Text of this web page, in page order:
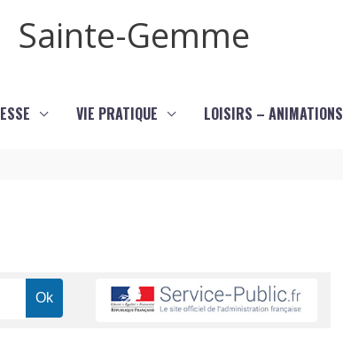
Sainte-Gemme
VIE PRATIQUE LOISIRS – ANIMATIONS